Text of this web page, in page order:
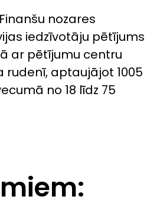
nozares
iedzīvotāju pētījums
ar pētījumu centru
rudenī, aptaujājot 1005
no 18 līdz 75